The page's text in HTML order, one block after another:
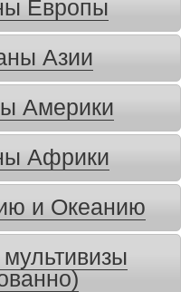
Европы
Азии
Америки
Африки
и Океанию